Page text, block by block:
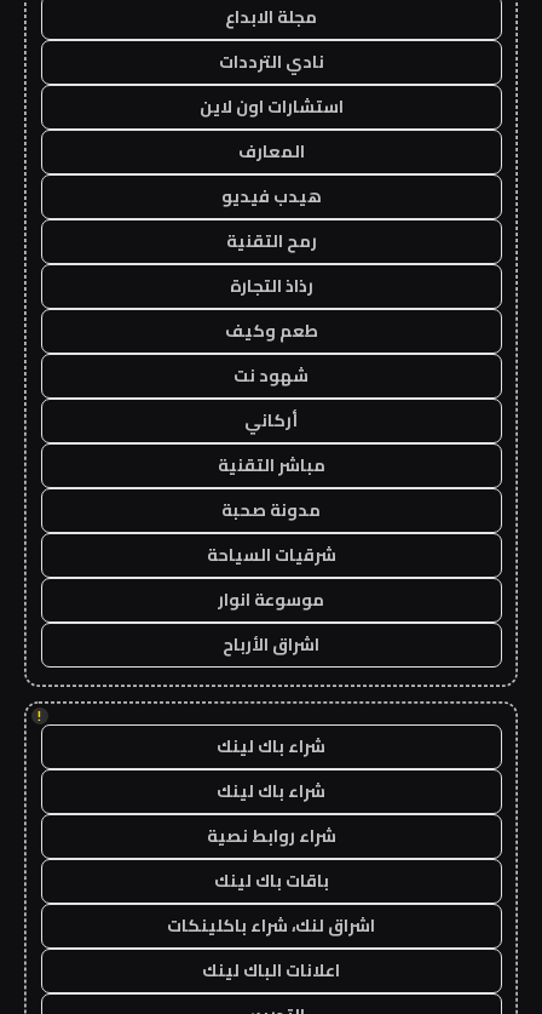
مجلة الابداع
نادي الترددات
استشارات اون لاين
المعارف
هيدب فيديو
رمح التقنية
رذاذ التجارة
طعم وكيف
شهود نت
أركاني
مباشر التقنية
مدونة صحبة
شرقيات السياحة
موسوعة انوار
اشراق الأرباح
!
شراء باك لينك
شراء باك لينك
شراء روابط نصية
باقات باك لينك
اشراق لنك، شراء باكلينكات
اعلانات الباك لينك